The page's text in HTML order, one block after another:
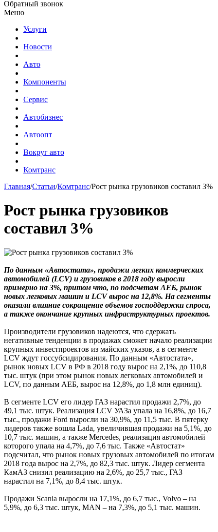
Обратный звонок
Меню
Услуги
Новости
Авто
Компоненты
Сервис
Автобизнес
Автоопт
Вокруг авто
Комтранс
Главная/Статьи/Комтранс/Рост рынка грузовиков составил 3%
Рост рынка грузовиков
составил 3%
По данным «Автостата», продажи легких коммерческих
автомобилей (LCV) и грузовиков в 2018 году выросли
примерно на 3%, притом что, по подсчетам АЕБ, рынок
новых легковых машин и LCV вырос на 12,8%. На сегменты
оказали влияние сокращение объемов господдержки спроса,
а также окончание крупных инфраструктурных проектов.
Производители грузовиков надеются, что сдержать
негативные тенденции в продажах сможет начало реализации
крупных инвестпроектов из майских указов, а в сегменте
LCV ждут госсубсидирования. По данным «Автостата»,
рынок новых LCV в РФ в 2018 году вырос на 2,1%, до 110,8
тыс. штук (при этом рынок новых легковых автомобилей и
LCV, по данным АЕБ, вырос на 12,8%, до 1,8 млн единиц).
В сегменте LCV его лидер ГАЗ нарастил продажи 2,7%, до
49,1 тыс. штук. Реализация LCV УАЗа упала на 16,8%, до 16,7
тыс., продажи Ford выросли на 30,9%, до 11,5 тыс. В пятерку
лидеров также вошла Lada, увеличившая продажи на 5,1%, до
10,7 тыс. машин, а также Mercedes, реализация автомобилей
которого упала на 4,7%, до 7,6 тыс. Также «Автостат»
подсчитал, что рынок новых грузовых автомобилей по итогам
2018 года вырос на 2,7%, до 82,3 тыс. штук. Лидер сегмента
КамАЗ снизил реализацию на 2,6%, до 25,7 тыс., ГАЗ
нарастил на 7,1%, до 8,4 тыс. штук.
Продажи Scania выросли на 17,1%, до 6,7 тыс., Volvo – на
5,9%, до 6,3 тыс. штук, MAN – на 7,3%, до 5,1 тыс. машин.